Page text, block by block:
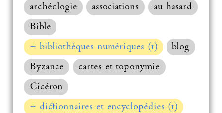
archéologie
associations
au hasard
Bible
+ bibliothèques numériques (1)
blog
Byzance
cartes et toponymie
Cicéron
+ dictionnaires et encyclopédies (1)